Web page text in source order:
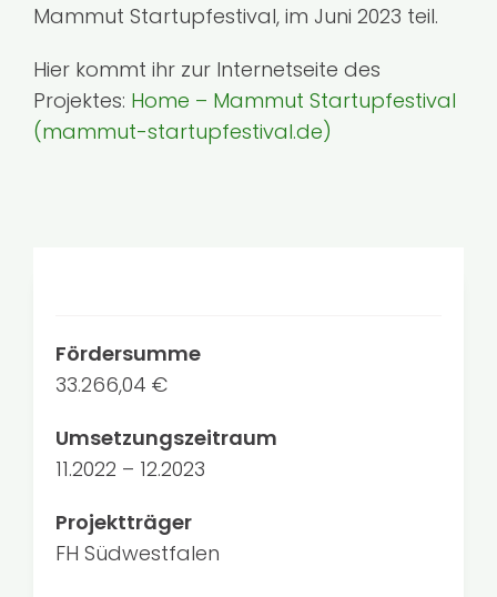
Mammut Startupfestival, im Juni 2023 teil.
Hier kommt ihr zur Internetseite des
Projektes: Home – Mammut Startupfestival
(mammut-startupfestival.de)
Fördersumme
33.266,04 €
Umsetzungszeitraum
11.2022 – 12.2023
Projektträger
FH Südwestfalen